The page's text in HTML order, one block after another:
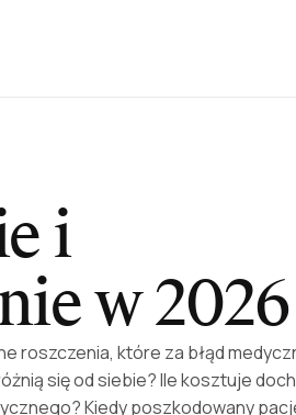
i
w
roszczenia, które za błąd
się od siebie? Ile kosztuje
Kiedy poszkodowany